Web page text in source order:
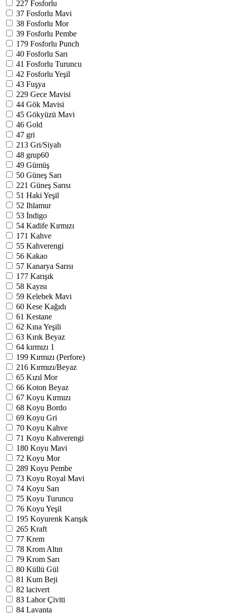
227 Fosforlu
37 Fosforlu Mavi
38 Fosforlu Mor
39 Fosforlu Pembe
179 Fosforlu Punch
40 Fosforlu Sarı
41 Fosforlu Turuncu
42 Fosforlu Yeşil
43 Fuşya
229 Gece Mavisi
44 Gök Mavisi
45 Gökyüzü Mavi
46 Gold
47 gri
213 Gri/Siyah
48 grup60
49 Gümüş
50 Güneş Sarı
221 Güneş Sarısı
51 Haki Yeşil
52 Ihlamur
53 İndigo
54 Kadife Kırmızı
171 Kahve
55 Kahverengi
56 Kakao
57 Kanarya Sarısı
177 Karışık
58 Kayısı
59 Kelebek Mavi
60 Kese Kağıdı
61 Kestane
62 Kına Yeşili
63 Kırık Beyaz
64 kırmızı 1
199 Kırmızı (Perfore)
216 Kırmızı/Beyaz
65 Kızıl Mor
66 Koton Beyaz
67 Koyu Kırmızı
68 Koyu Bordo
69 Koyu Gri
70 Koyu Kahve
71 Koyu Kahverengi
180 Koyu Mavi
72 Koyu Mor
289 Koyu Pembe
73 Koyu Royal Mavi
74 Koyu Sarı
75 Koyu Turuncu
76 Koyu Yeşil
195 Koyurenk Karışık
265 Kraft
77 Krem
78 Krom Altın
79 Krom Sarı
80 Küllü Gül
81 Kum Beji
82 lacivert
83 Lahor Çiviti
84 Lavanta